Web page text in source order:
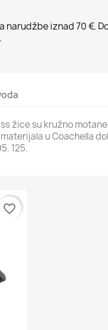
narudžbe iznad 70 €.
žice su kružno
u Coachella
125.
favorite_border